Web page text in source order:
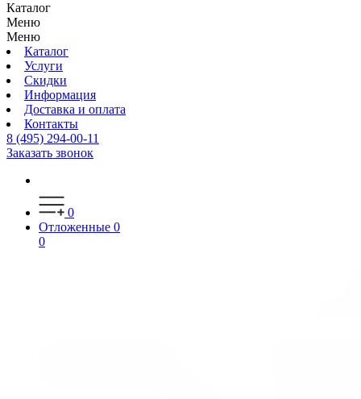
Каталог
Меню
Меню
Каталог
Услуги
Скидки
Информация
Доставка и оплата
Контакты
8 (495) 294-00-11
Заказать звонок
0
Отложенные 0
0